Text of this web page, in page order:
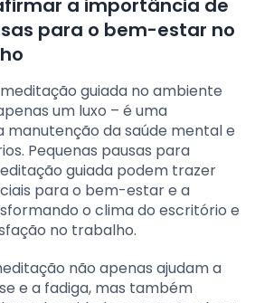
a importância de
para o bem-estar no
guiada no ambiente
um luxo – é uma
manutenção da saúde mental e
Pequenas pausas para
guiada podem trazer
para o bem-estar e a
o clima do escritório e
no trabalho.
não apenas ajudam a
e a fadiga, mas também